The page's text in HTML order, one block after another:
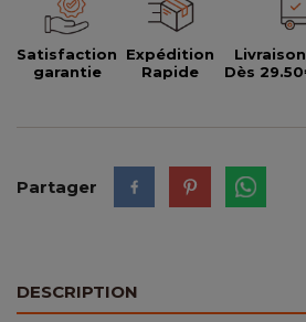
Satisfaction
garantie
Expédition
Rapide
Dès
Partager
DESCRIPTION